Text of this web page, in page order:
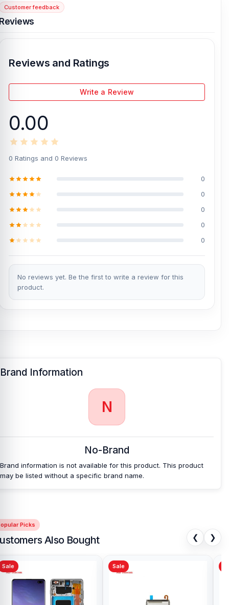
Customer feedback
Reviews and Ratings
Write a Review
0.00
0 Ratings and 0 Reviews
0
0
0
0
0
No reviews yet. Be the first to write a review for this
product.
Brand Information
N
No-Brand
Brand information is not available for this product. This product
may be listed without a specific brand name.
Picks
Also Bought ❮ ❯
Sale Sale